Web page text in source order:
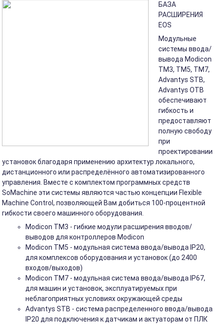
БАЗА
РАСШИРЕНИЯ
EOS
Модульные
системы ввода/
вывода Modicon
TM3, TM5, TM7,
Advantys STB,
Advantys OTB
обеспечивают
гибкость и
предоставляют
полную свободу
при
проектировании
установок благодаря применению архитектур локального,
дистанционного или распределённого автоматизированного
управления. Вместе с комплектом программных средств
SoMachine эти системы являются частью концепции Flexible
Machine Control, позволяющей Вам добиться 100-процентной
гибкости своего машинного оборудования.
Modicon TM3 - гибкие модули расширения вводов/
выводов для контроллеров Modicon
Modicon TM5 - модульная система ввода/вывода IP20,
для комплексов оборудования и установок (до 2400
входов/выходов)
Modicon TM7 - модульная система ввода/вывода IP67,
для машин и установок, эксплуатируемых при
неблагоприятных условиях окружающей среды
Advantys STB - система распределенного ввода/вывода
IP20 для подключения к датчикам и актуаторам от ПЛК